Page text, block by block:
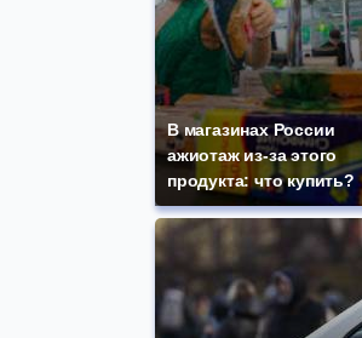
В магазинах России
ажиотаж из-за этого
продукта: что купить?